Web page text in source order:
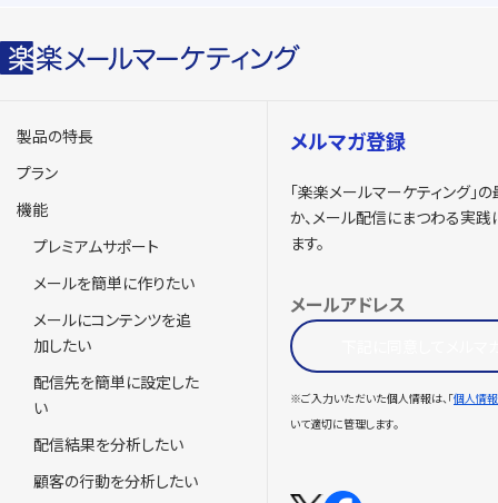
製品の特長
プラン
機能
プレミアムサポート
メールを簡単に作りたい
メールにコンテンツを追
加したい
配信先を簡単に設定した
い
配信結果を分析したい
顧客の行動を分析したい
メルマガ登録
「楽楽メールマーケティング」
か、メール配信にまつわる実
ます。
メールアドレス
※ご入力いただいた個人情報は、「個人情
いて適切に管理します。